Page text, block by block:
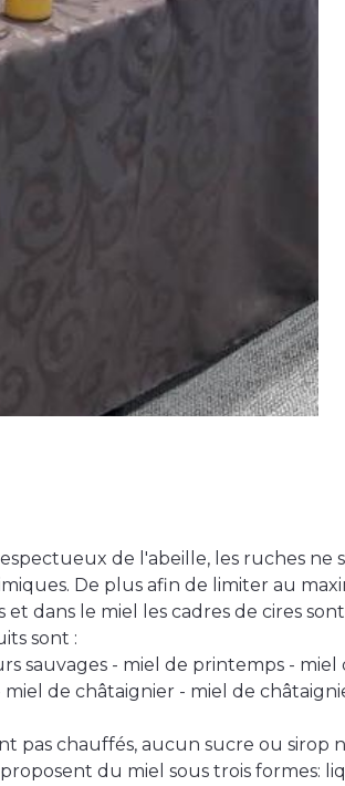
de l'abeille, les ruches ne
De plus afin de limiter au
et dans le miel les cadres de cires
sont :
sauvages - miel de printemps - miel
miel de châtaignier - miel de
pas chauffés, aucun sucre ou sirop
du miel sous trois formes: